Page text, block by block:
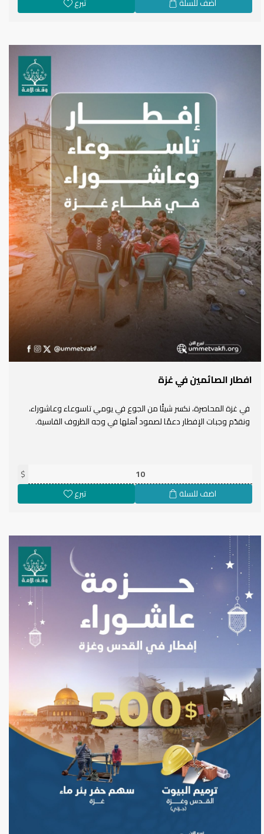
اضف للسلة تبرع
افطار الصائمين في غزة
في غزة المحاصرة، نكسر شيئًا من الجوع في يومي تاسوعاء وعاشوراء،
ونقدّم وجبات الإفطار دعمًا لصمود أهلها في وجه الظروف القاسية.
$
اضف للسلة تبرع